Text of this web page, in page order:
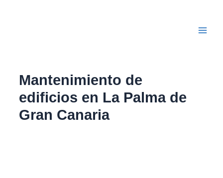
Mantenimiento de
edificios en La Palma de
Gran Canaria